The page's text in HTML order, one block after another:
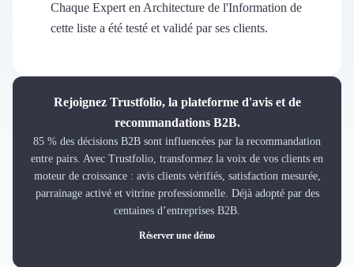
Demander une démo
Connexion
Teambuilding
Conseil en Management et Organisation
Gestion paie
Coaching
Chaque Expert en Architecture de l'Information de
cette liste a été testé et validé par ses clients.
Rejoignez Trustfolio, la plateforme d'avis et de
recommandations B2B.
85 % des décisions B2B sont influencées par la recommandation
entre pairs. Avec Trustfolio, transformez la voix de vos clients en
moteur de croissance : avis clients vérifiés, satisfaction mesurée,
parrainage activé et vitrine professionnelle. Déjà adopté par des
centaines d’entreprises B2B.
Réserver une démo